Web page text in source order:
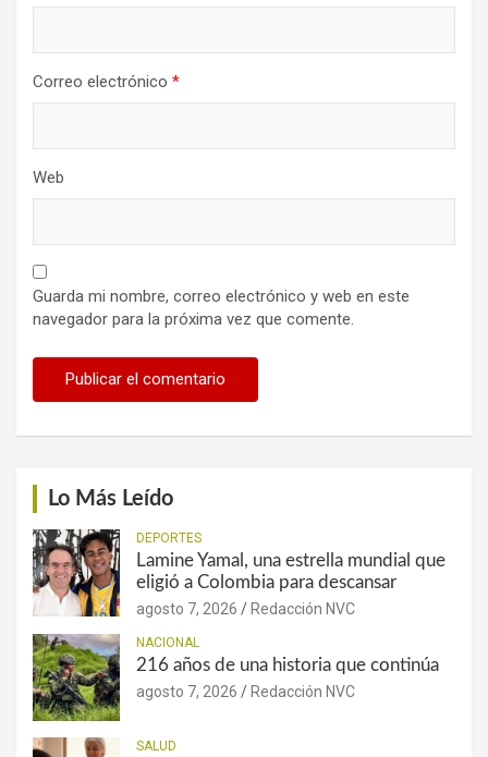
Correo electrónico *
Web
Guarda mi nombre, correo electrónico y web en este
navegador para la próxima vez que comente.
Lo Más Leído
DEPORTES
Lamine Yamal, una estrella mundial que
eligió a Colombia para descansar
agosto 7, 2026 Redacción NVC
NACIONAL
216 años de una historia que continúa
agosto 7, 2026 Redacción NVC
SALUD